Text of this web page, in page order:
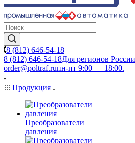
8 (812) 646-54-18
8 (812) 646-54-18Для регионов России
order@poltraf.ruпн-пт 9:00 — 18:00.
Продукция
Преобразователи
давления